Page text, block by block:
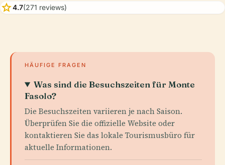
star4.7(271 reviews)
HÄUFIGE FRAGEN
Was sind die Besuchszeiten für Monte
Fasolo?
Die Besuchszeiten variieren je nach Saison.
Überprüfen Sie die offizielle Website oder
kontaktieren Sie das lokale Tourismusbüro für
aktuelle Informationen.